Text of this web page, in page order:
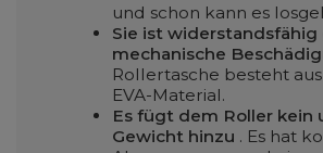
und schon kann es
Sie ist widerstandsfähig
mechanische
Rollertasche besteht
EVA-Material.
Es fügt dem Roller kein
Gewicht hinzu . Es hat